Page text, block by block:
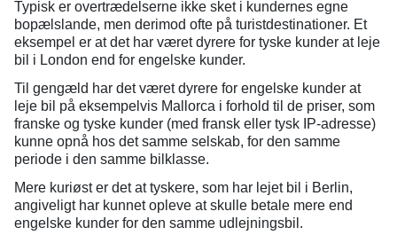
Typisk er overtrædelserne ikke sket i kundernes egne
bopælslande, men derimod ofte på turistdestinationer. Et
eksempel er at det har været dyrere for tyske kunder at leje
bil i London end for engelske kunder.
Til gengæld har det været dyrere for engelske kunder at
leje bil på eksempelvis Mallorca i forhold til de priser, som
franske og tyske kunder (med fransk eller tysk IP-adresse)
kunne opnå hos det samme selskab, for den samme
periode i den samme bilklasse.
Mere kuriøst er det at tyskere, som har lejet bil i Berlin,
angiveligt har kunnet opleve at skulle betale mere end
engelske kunder for den samme udlejningsbil.